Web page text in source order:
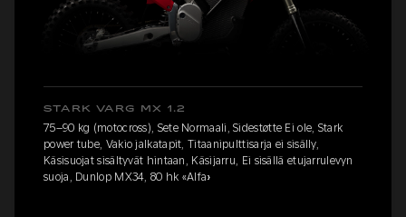
STARK VARG MX 1.2
75–90 kg (motocross), Sete Normaali, Sidestøtte Ei ole, Stark
power tube, Vakio jalkatapit, Titaanipulttisarja ei sisälly,
Käsisuojat sisältyvät hintaan, Käsijarru, Ei sisällä etujarrulevyn
suoja, Dunlop MX34, 80 hk «Alfa»